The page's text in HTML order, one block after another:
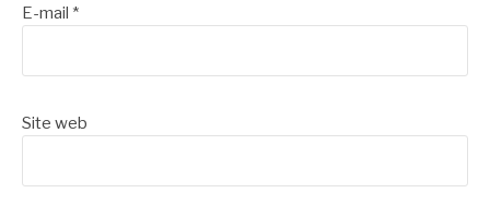
E-mail *
Site web